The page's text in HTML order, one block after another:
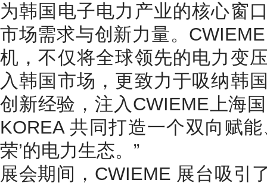
为韩国电子电力产业的核心窗
市场需求与创新力量。
机，不仅将全球领先的电力变
入韩国市场，更致力于吸纳韩
创新经验，注入CWIEME上海
KOREA 共同打造一个双向赋
荣’的电力生态。”
展会期间，CWIEME 展台吸引